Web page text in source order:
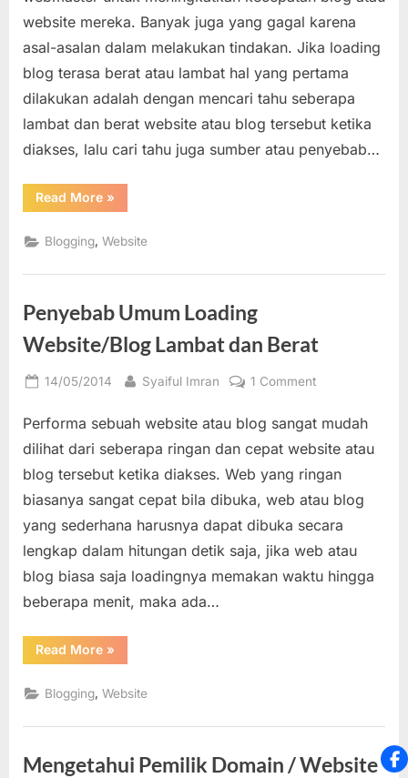
dan
Meringankan
Loading
Blog
/
website mereka. Banyak juga yang gagal karena
asal-asalan dalam melakukan tindakan. Jika loading
blog terasa berat atau lambat hal yang pertama
dilakukan adalah dengan mencari tahu seberapa
lambat dan berat website atau blog tersebut ketika
diakses, lalu cari tahu juga sumber atau penyebab…
Read More“Cara
dan
Mempercepat
dan
Loading
Website”
»
Blogging,Website
Penyebab Umum Loading
Website/Blog Lambat dan Berat
Posted
14/05/2014 By
Syaiful Imran 1 Commenton
Umum
Loading
Lambat
dan
Berat
Performa sebuah website atau blog sangat mudah
dilihat dari seberapa ringan dan cepat website atau
blog tersebut ketika diakses. Web yang ringan
biasanya sangat cepat bila dibuka, web atau blog
yang sederhana harusnya dapat dibuka secara
lengkap dalam hitungan detik saja, jika web atau
blog biasa saja loadingnya memakan waktu hingga
beberapa menit, maka ada…
Read More“Penyebab
Umum
Website/Blog
Lambat
Berat”
»
Blogging ,Website
Mengetahui Pemilik Domain / Website